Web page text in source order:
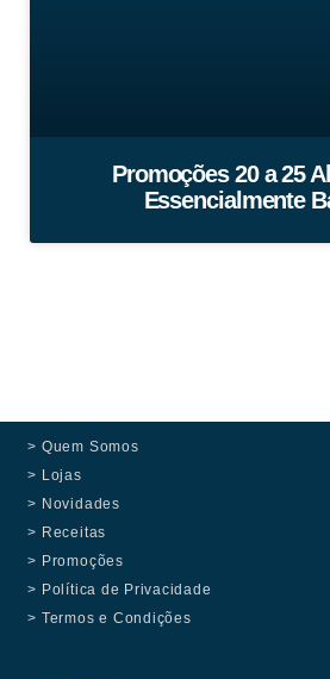
Promoções 20 a 25
Essencialmente
> Quem Somos
> Lojas
> Novidades
> Receitas
> Promoções
> Política de Privacidade
> Termos e Condições